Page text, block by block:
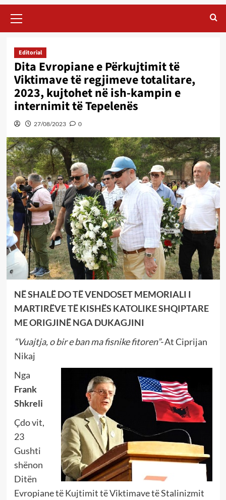
Menu
Editorial
Dita Evropiane e Përkujtimit të
Viktimave të regjimeve totalitare,
2023, kujtohet në ish-kampin e
internimit të Tepelenës
27/08/2023 0
NË SHALË DO TË VENDOSET MEMORIALI I
MARTIRËVE TË KISHËS KATOLIKE SHQIPTARE
ME ORIGJINË NGA DUKAGJINI
“Vuajtja, o bir e ban ma fisnike fitoren”-At Ciprijan
Nikaj
Nga
Frank
Shkreli
Çdo vit,
23
Gushti
shënon
Ditën
Evropiane të Kujtimit të Viktimave të Stalinizmit